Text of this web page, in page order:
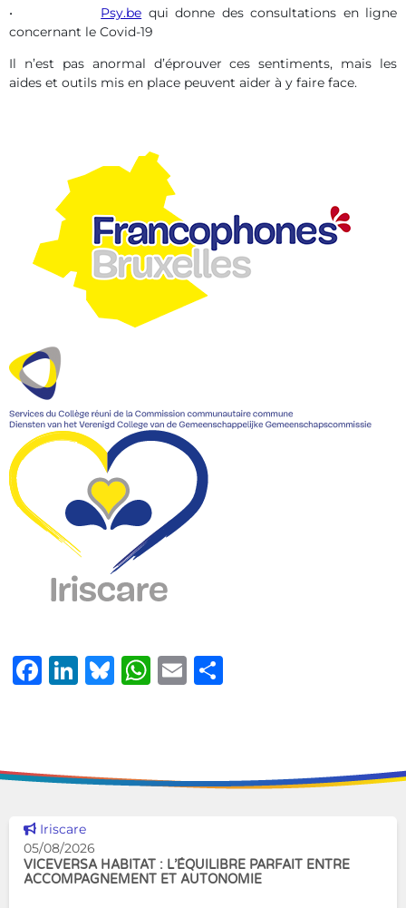
• Psy.be qui donne des consultations en ligne
concernant le Covid-19
Il n’est pas anormal d’éprouver ces sentiments, mais les
aides et outils mis en place peuvent aider à y faire face.
Facebook
LinkedIn
Bluesky
WhatsApp
Email
Voir cette news
Iriscare
05/08/2026
VICEVERSA HABITAT : L’ÉQUILIBRE PARFAIT ENTRE
ACCOMPAGNEMENT ET AUTONOMIE